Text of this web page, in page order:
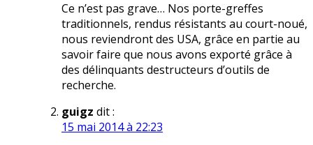
Ce n’est pas grave… Nos porte-greffes
traditionnels, rendus résistants au court-noué,
nous reviendront des USA, grâce en partie au
savoir faire que nous avons exporté grâce à
des délinquants destructeurs d’outils de
recherche.
guigz dit :
15 mai 2014 à 22:23